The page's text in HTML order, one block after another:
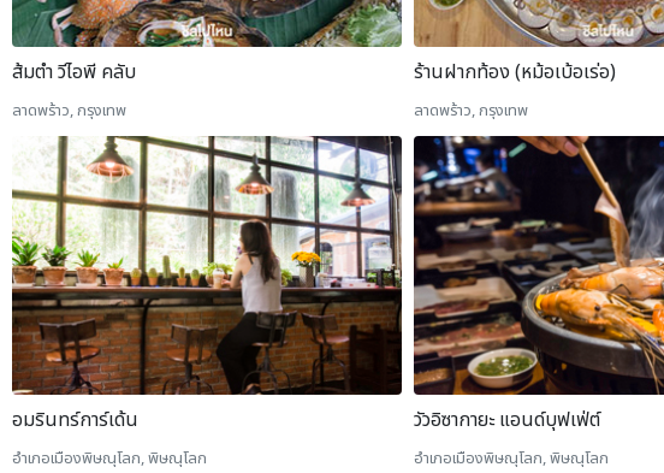
ส้มตำ วีไอพี คลับ
ลาดพร้าว, กรุงเทพ
ร้านฝากท้อง (หม้อเบ้อเร่อ)
ลาดพร้าว, กรุงเทพ
อมรินทร์การ์เด้น
อำเภอเมืองพิษณุโลก, พิษณุโลก
วัวอิซากายะ แอนด์บุฟเฟ่ต์
อำเภอเมืองพิษณุโลก, พิษณุโลก